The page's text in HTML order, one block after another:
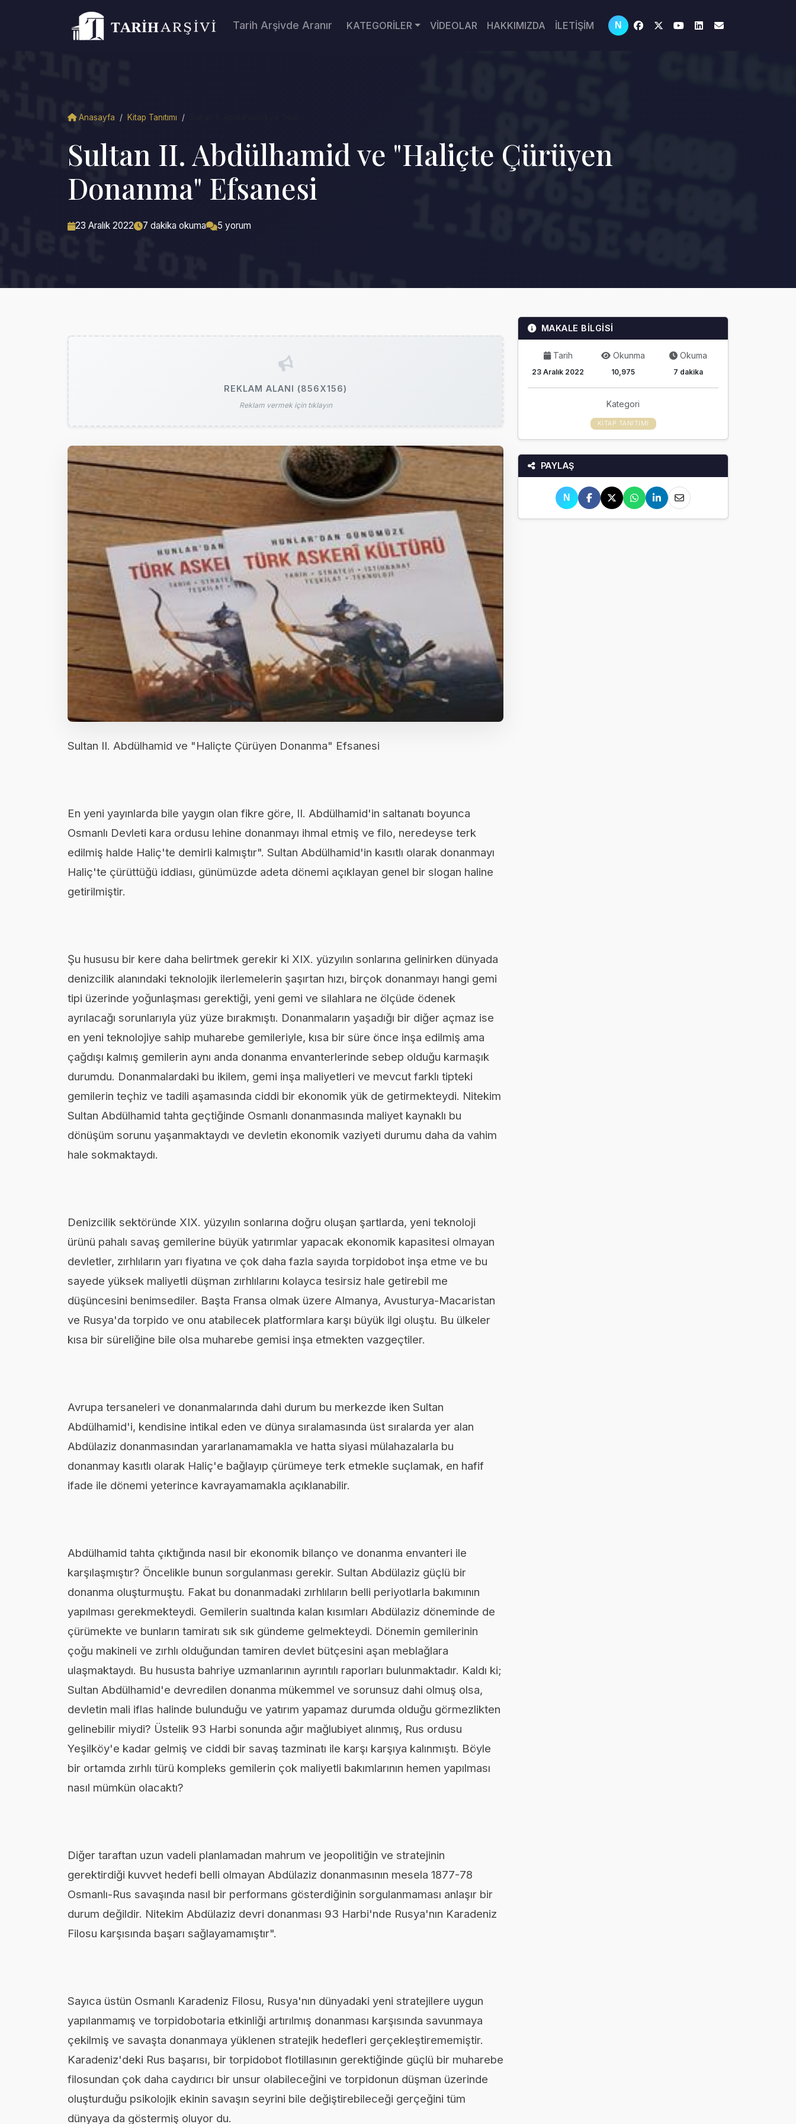
Tarih Arşivde Aranır KATEGORİLER VİDEOLAR HAKKIMIZDA İLETİŞİM N
Anasayfa / Kitap Tanıtımı /
Sultan II. Abdülhamid ve "Haliçte Çürüyen
Donanma" Efsanesi
23 Aralık 2022 7 dakika okuma 5 yorum
REKLAM ALANI (856X156)
Reklam vermek için tıklayın
Sultan II. Abdülhamid ve "Haliçte Çürüyen Donanma" Efsanesi
En yeni yayınlarda bile yaygın olan fikre göre, II. Abdülhamid'in saltanatı boyunca
Osmanlı Devleti kara ordusu lehine donanmayı ihmal etmiş ve filo, neredeyse terk
edilmiş halde Haliç'te demirli kalmıştır". Sultan Abdülhamid'in kasıtlı olarak donanmayı
Haliç'te çürüttüğü iddiası, günümüzde adeta dönemi açıklayan genel bir slogan haline
getirilmiştir.
Şu hususu bir kere daha belirtmek gerekir ki XIX. yüzyılın sonlarına gelinirken dünyada
denizcilik alanındaki teknolojik ilerlemelerin şaşırtan hızı, birçok donanmayı hangi gemi
tipi üzerinde yoğunlaşması gerektiği, yeni gemi ve silahlara ne ölçüde ödenek
ayrılacağı sorunlarıyla yüz yüze bırakmıştı. Donanmaların yaşadığı bir diğer açmaz ise
en yeni teknolojiye sahip muharebe gemileriyle, kısa bir süre önce inşa edilmiş ama
çağdışı kalmış gemilerin aynı anda donanma envanterlerinde sebep olduğu karmaşık
durumdu. Donanmalardaki bu ikilem, gemi inşa maliyetleri ve mevcut farklı tipteki
gemilerin teçhiz ve tadili aşamasında ciddi bir ekonomik yük de getirmekteydi. Nitekim
Sultan Abdülhamid tahta geçtiğinde Osmanlı donanmasında maliyet kaynaklı bu
dönüşüm sorunu yaşanmaktaydı ve devletin ekonomik vaziyeti durumu daha da vahim
hale sokmaktaydı.
Denizcilik sektöründe XIX. yüzyılın sonlarına doğru oluşan şartlarda, yeni teknoloji
ürünü pahalı savaş gemilerine büyük yatırımlar yapacak ekonomik kapasitesi olmayan
devletler, zırhlıların yarı fiyatına ve çok daha fazla sayıda torpidobot inşa etme ve bu
sayede yüksek maliyetli düşman zırhlılarını kolayca tesirsiz hale getirebil me
düşüncesini benimsediler. Başta Fransa olmak üzere Almanya, Avusturya-Macaristan
ve Rusya'da torpido ve onu atabilecek platformlara karşı büyük ilgi oluştu. Bu ülkeler
kısa bir süreliğine bile olsa muharebe gemisi inşa etmekten vazgeçtiler.
Avrupa tersaneleri ve donanmalarında dahi durum bu merkezde iken Sultan
Abdülhamid'i, kendisine intikal eden ve dünya sıralamasında üst sıralarda yer alan
Abdülaziz donanmasından yararlanamamakla ve hatta siyasi mülahazalarla bu
donanmay kasıtlı olarak Haliç'e bağlayıp çürümeye terk etmekle suçlamak, en hafif
ifade ile dönemi yeterince kavrayamamakla açıklanabilir.
Abdülhamid tahta çıktığında nasıl bir ekonomik bilanço ve donanma envanteri ile
karşılaşmıştır? Öncelikle bunun sorgulanması gerekir. Sultan Abdülaziz güçlü bir
donanma oluşturmuştu. Fakat bu donanmadaki zırhlıların belli periyotlarla bakımının
yapılması gerekmekteydi. Gemilerin sualtında kalan kısımları Abdülaziz döneminde de
çürümekte ve bunların tamiratı sık sık gündeme gelmekteydi. Dönemin gemilerinin
çoğu makineli ve zırhlı olduğundan tamiren devlet bütçesini aşan meblağlara
ulaşmaktaydı. Bu hususta bahriye uzmanlarının ayrıntılı raporları bulunmaktadır. Kaldı ki;
Sultan Abdülhamid'e devredilen donanma mükemmel ve sorunsuz dahi olmuş olsa,
devletin mali iflas halinde bulunduğu ve yatırım yapamaz durumda olduğu görmezlikten
gelinebilir miydi? Üstelik 93 Harbi sonunda ağır mağlubiyet alınmış, Rus ordusu
Yeşilköy'e kadar gelmiş ve ciddi bir savaş tazminatı ile karşı karşıya kalınmıştı. Böyle
bir ortamda zırhlı türü kompleks gemilerin çok maliyetli bakımlarının hemen yapılması
nasıl mümkün olacaktı?
Diğer taraftan uzun vadeli planlamadan mahrum ve jeopolitiğin ve stratejinin
gerektirdiği kuvvet hedefi belli olmayan Abdülaziz donanmasının mesela 1877-78
Osmanlı-Rus savaşında nasıl bir performans gösterdiğinin sorgulanmaması anlaşır bir
durum değildir. Nitekim Abdülaziz devri donanması 93 Harbi'nde Rusya'nın Karadeniz
Filosu karşısında başarı sağlayamamıştır".
Sayıca üstün Osmanlı Karadeniz Filosu, Rusya'nın dünyadaki yeni stratejilere uygun
yapılanmamış ve torpidobotaria etkinliği artırılmış donanması karşısında savunmaya
çekilmiş ve savaşta donanmaya yüklenen stratejik hedefleri gerçekleştirememiştir.
Karadeniz'deki Rus başarısı, bir torpidobot flotillasının gerektiğinde güçlü bir muharebe
filosundan çok daha caydırıcı bir unsur olabileceğini ve torpidonun düşman üzerinde
oluşturduğu psikolojik ekinin savaşın seyrini bile değiştirebileceği gerçeğini tüm
dünyaya da göstermiş oluyor du.
MAKALE BİLGİSİ
Tarih
23 Aralık 2022
Okunma
10,975
Okuma
7 dakika
Kategori
KITAP TANITIMI
PAYLAŞ
N